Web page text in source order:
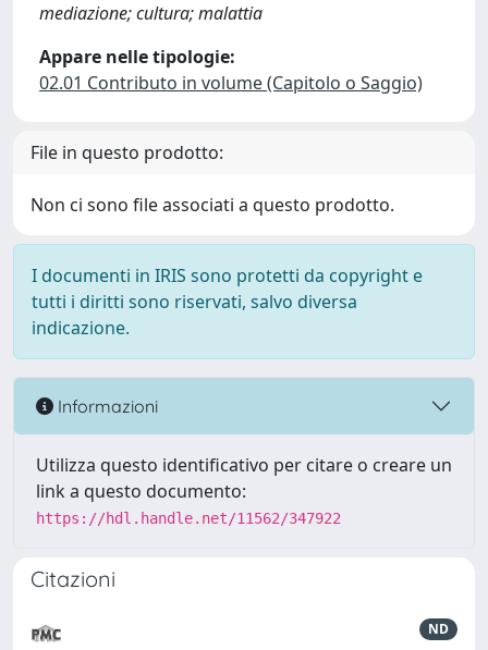
mediazione; cultura; malattia
Appare nelle tipologie:
02.01 Contributo in volume (Capitolo o Saggio)
File in questo prodotto:
Non ci sono file associati a questo prodotto.
I documenti in IRIS sono protetti da copyright e
tutti i diritti sono riservati, salvo diversa
indicazione.
Informazioni
Utilizza questo identificativo per citare o creare un
link a questo documento:
https://hdl.handle.net/11562/347922
Citazioni
ND